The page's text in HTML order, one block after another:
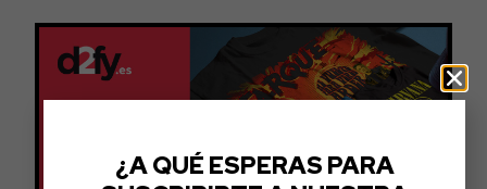
¿A QUÉ ESPERAS PARA